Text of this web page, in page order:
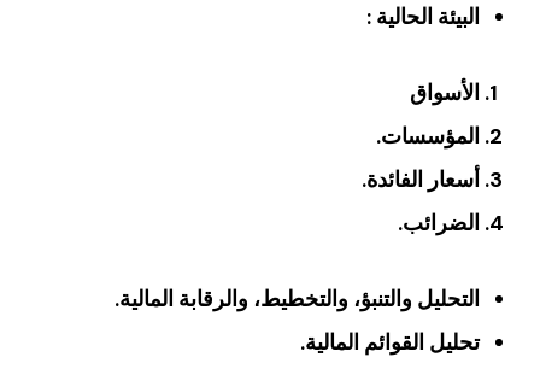
البيئة الحالية :
الأسواق
المؤسسات.
أسعار الفائدة.
الضرائب.
التحليل والتنبؤ، والتخطيط، والرقابة المالية.
تحليل القوائم المالية.